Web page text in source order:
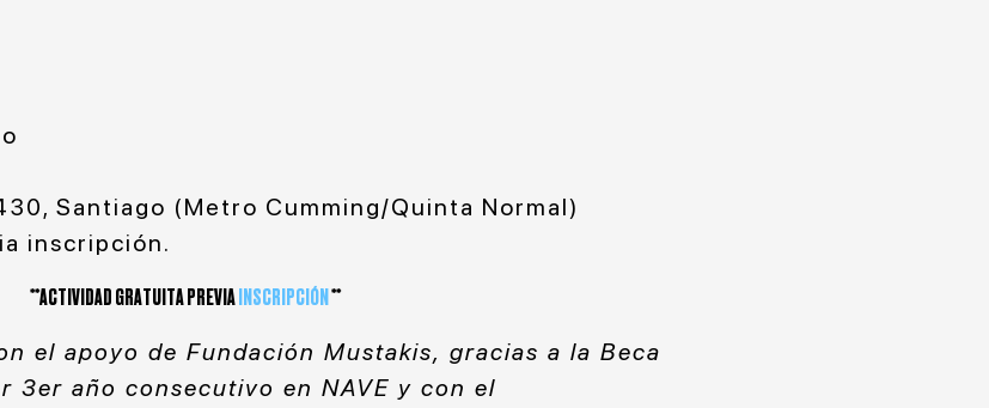
Santiago (Metro Cumming/Quinta Normal)
inscripción.
**ACTIVIDAD GRATUITA PREVIA INSCRIPCIÓN **
el apoyo de Fundación Mustakis, gracias a la Beca
3er año consecutivo en NAVE y con el